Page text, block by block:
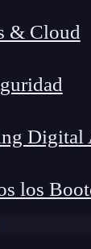
& Cloud
Digital
los
Gómez